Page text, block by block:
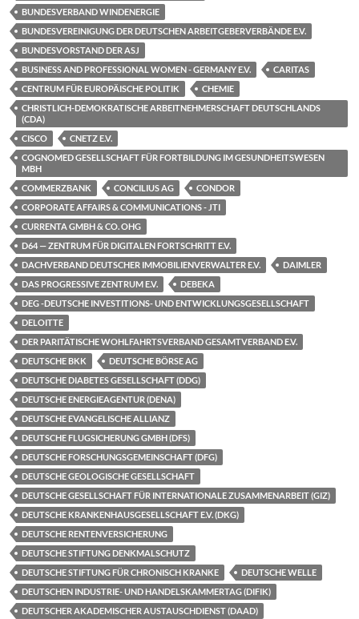
BUNDESVERBAND WINDENERGIE
BUNDESVEREINIGUNG DER DEUTSCHEN ARBEITGEBERVERBÄNDE E.V.
BUNDESVORSTAND DER ASJ
BUSINESS AND PROFESSIONAL WOMEN - GERMANY E.V.
CARITAS
CENTRUM FÜR EUROPÄISCHE POLITIK
CHEMIE
CHRISTLICH-DEMOKRATISCHE ARBEITNEHMERSCHAFT DEUTSCHLANDS
(CDA)
CISCO
CNETZ E.V.
COGNOMED GESELLSCHAFT FÜR FORTBILDUNG IM GESUNDHEITSWESEN
MBH
COMMERZBANK
CONCILIUS AG
CONDOR
CORPORATE AFFAIRS & COMMUNICATIONS - JTI
CURRENTA GMBH & CO. OHG
D64 — ZENTRUM FÜR DIGITALEN FORTSCHRITT E.V.
DACHVERBAND DEUTSCHER IMMOBILIENVERWALTER E.V.
DAIMLER
DAS PROGRESSIVE ZENTRUM E.V.
DEBEKA
DEG -DEUTSCHE INVESTITIONS- UND ENTWICKLUNGSGESELLSCHAFT
DELOITTE
DER PARITÄTISCHE WOHLFAHRTSVERBAND GESAMTVERBAND E.V.
DEUTSCHE BKK
DEUTSCHE BÖRSE AG
DEUTSCHE DIABETES GESELLSCHAFT (DDG)
DEUTSCHE ENERGIEAGENTUR (DENA)
DEUTSCHE EVANGELISCHE ALLIANZ
DEUTSCHE FLUGSICHERUNG GMBH (DFS)
DEUTSCHE FORSCHUNGSGEMEINSCHAFT (DFG)
DEUTSCHE GEOLOGISCHE GESELLSCHAFT
DEUTSCHE GESELLSCHAFT FÜR INTERNATIONALE ZUSAMMENARBEIT (GIZ)
DEUTSCHE KRANKENHAUSGESELLSCHAFT E.V. (DKG)
DEUTSCHE RENTENVERSICHERUNG
DEUTSCHE STIFTUNG DENKMALSCHUTZ
DEUTSCHE STIFTUNG FÜR CHRONISCH KRANKE
DEUTSCHE WELLE
DEUTSCHEN INDUSTRIE- UND HANDELSKAMMERTAG (DIFIK)
DEUTSCHER AKADEMISCHER AUSTAUSCHDIENST (DAAD)